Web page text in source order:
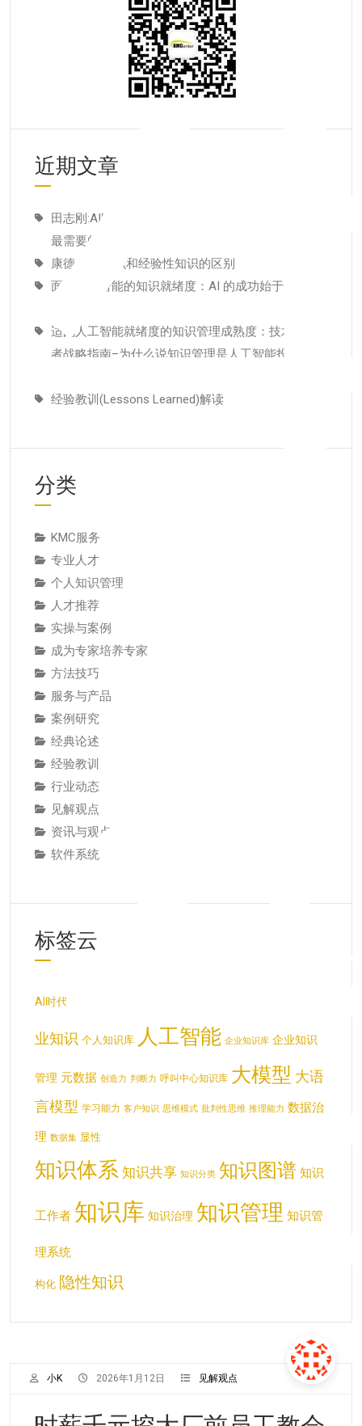
小K 2026年1月12日 见解观点
近期文章
田志刚:AI时代最重要的一项能力，未来10年普通人
最需要的能力
康德:纯粹知识和经验性知识的区别
面向人工智能的知识就绪度：AI 的成功始于知识根
适配人工智能就绪度的知识管理成熟度：技术管理
者战略指南–为什么说知识管理是人工智能投入当中
经验教训(Lessons Learned)解读
分类
KMC服务
专业人才
个人知识管理
人才推荐
实操与案例
成为专家培养专家
方法技巧
服务与产品
案例研究
经典论述
经验教训
行业动态
见解观点
资讯与观点
软件系统
标签云
AI时代
业知识 个人知识库 人工智能 企业知识库 企业知识
管理 元数据 创造力 判断力 呼叫中心知识库 大模型 大语
言模型 学习能力 客户知识 思维模式 批判性思维 推理能力 数据治
理 数据集 显性知识
知识体系 知识共享 知识分类 知识图谱 知识
工作者 知识库 知识治理 知识管理 知识管
理系统
构化 隐性知识